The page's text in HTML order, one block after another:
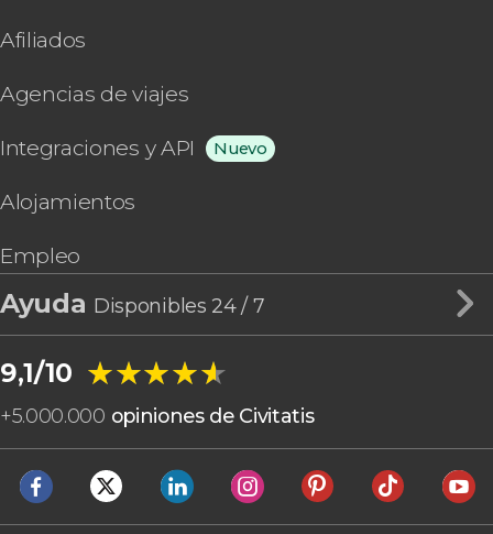
Afiliados
Agencias de viajes
Integraciones y API Nuevo
Alojamientos
Empleo
Ayuda Disponibles 24 / 7
9,1/10 ★★★★★
★★★★★
+5.000.000 opiniones de Civitatis